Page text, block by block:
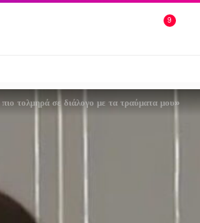
9
τολμηρά σε διάλογο με τα τραύματα μου»